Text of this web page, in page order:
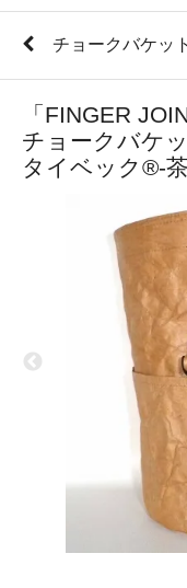
チョークバケッ
「FINGER
チョークバケ
タイベック®-